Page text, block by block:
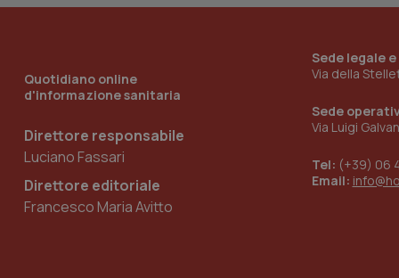
Quotidiano online
d'informazione sanitaria
Direttore responsabile
Luciano Fassari
Direttore editoriale
Francesco Maria Avitto
Sede legale
Via della
Sede
Via Luigi
Tel: (+39) 06
Email: